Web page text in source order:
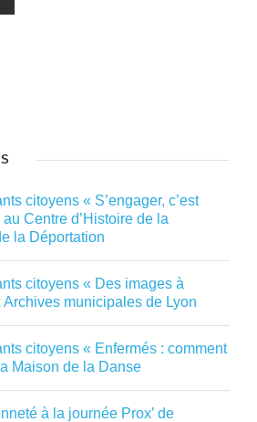
citoyens « S’engager, c’est
Centre d’Histoire de la
la Déportation
citoyens « Des images à
Archives municipales de Lyon
citoyens « Enfermés : comment
Maison de la Danse
à la journée Prox’ de